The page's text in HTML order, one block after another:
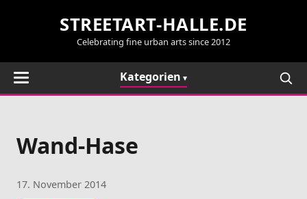
STREETART-HALLE.DE
Celebrating fine urban arts since 2012
Kategorien
Wand-Hase
17. November 2014